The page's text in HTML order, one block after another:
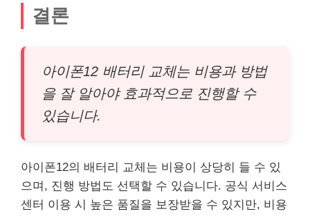
결론
아이폰12 배터리 교체는 비용과 방법
을 잘 알아야 효과적으로 진행할 수
있습니다.
아이폰12의 배터리 교체는 비용이 상당히 들 수 있
으며, 진행 방법도 선택할 수 있습니다. 공식 서비스
센터 이용 시 높은 품질을 보장받을 수 있지만, 비용